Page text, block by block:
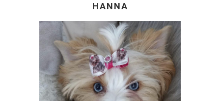
HANNA